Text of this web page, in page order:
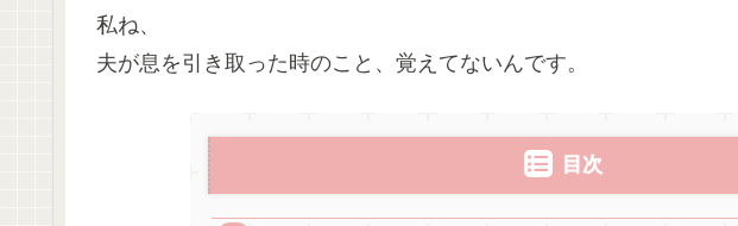
私ね、
夫が息を引き取った時のこと、覚えてないんです。
目次